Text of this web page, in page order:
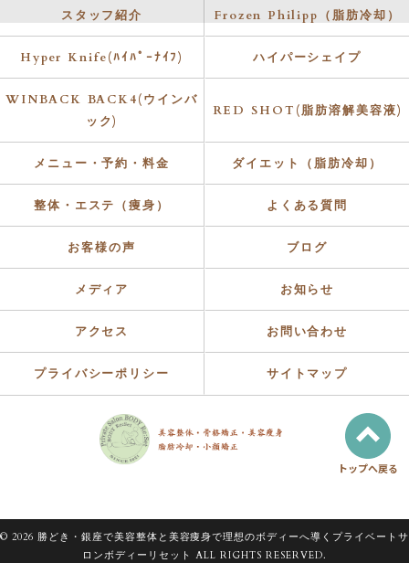
スタッフ紹介 Frozen Philipp（脂肪冷却）
Hyper Knife(ﾊｲﾊﾟｰﾅｲﾌ) ハイパーシェイプ
WINBACK BACK4(ウインバ
ック)
RED SHOT(脂肪溶解美容液)
メニュー・予約・料金 ダイエット（脂肪冷却）
整体・エステ（痩身） よくある質問
お客様の声 ブログ
メディア お知らせ
アクセス お問い合わせ
プライバシーポリシー サイトマップ
© 2026 勝どき・銀座で美容整体と美容痩身で理想のボディーへ導くプライベートサ
ロンボディーリセット ALL RIGHTS RESERVED.
トップへ戻る